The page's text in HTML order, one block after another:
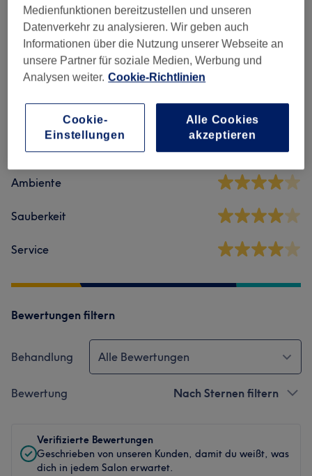
Augenbrauen Und Wimpern (3) ab 10 €
Salonbewertungen
4,1
Ambiente
Sauberkeit
Service
Bewertungen filtern
Behandlung Alle Bewertungen
Bewertung Nach Sternen filtern
Verifizierte Bewertungen
Geschrieben von unseren Kunden, damit du weißt, was
dich in jedem Salon erwartet.
Medienfunktionen bereitzustellen und unseren
Datenverkehr zu analysieren. Wir geben auch
Informationen über die Nutzung unserer Webseite an
unsere Partner für soziale Medien, Werbung und
Analysen weiter. Cookie-Richtlinien
Cookie-
Einstellungen
Alle Cookies
akzeptieren